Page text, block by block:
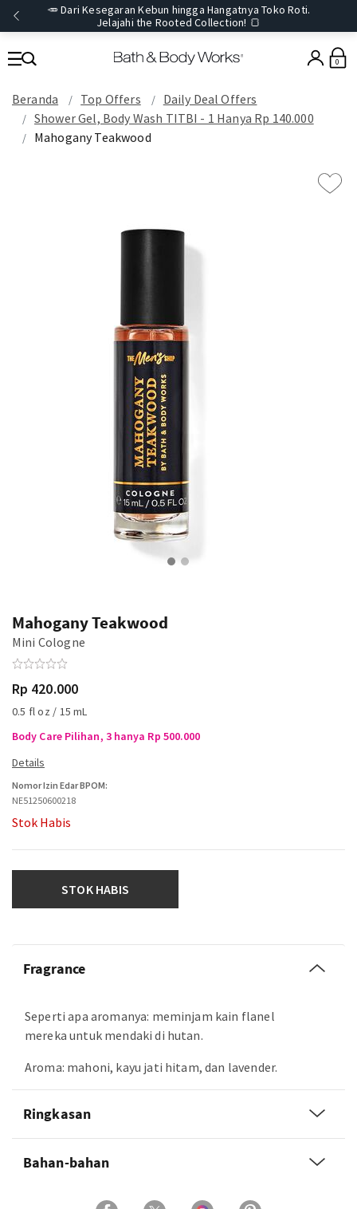
🥕 Dari Kesegaran Kebun hingga Hangatnya Toko Roti.
Jelajahi the Rooted Collection! 🍞
0
Beranda Top Offers
Daily Deal Offers
Shower Gel, Body Wash TITBI - 1 Hanya Rp 140.000
Mahogany Teakwood
Mahogany Teakwood
Mini Cologne
Rp 420.000
0.5 fl oz / 15 mL
Body Care Pilihan, 3 hanya Rp 500.000
Nomor Izin Edar BPOM:
NE51250600218
Stok Habis
STOK HABIS
Fragrance
Seperti apa aromanya: meminjam kain flanel
mereka untuk mendaki di hutan.
Aroma: mahoni, kayu jati hitam, dan lavender.
Ringkasan
Bahan-bahan